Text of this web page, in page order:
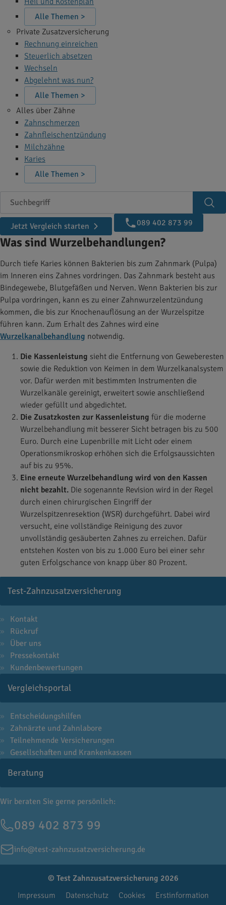
Alle Themen >
Private Zusatzversicherung
Rechnung einreichen
Steuerlich absetzen
Wechseln
Abgelehnt was nun?
Alle Themen >
Alles über Zähne
Zahnschmerzen
Zahnfleischentzündung
Milchzähne
Karies
Alle Themen >
Suchbegriff
Jetzt Vergleich starten
089 402 873 99
Was sind Wurzelbehandlungen?
Durch tiefe Karies können Bakterien bis zum Zahnmark (Pulpa)
im Inneren eins Zahnes vordringen. Das Zahnmark besteht aus
Bindegewebe, Blutgefäßen und Nerven. Wenn Bakterien bis zur
Pulpa vordringen, kann es zu einer Zahnwurzelentzündung
kommen, die bis zur Knochenauflösung an der Wurzelspitze
führen kann. Zum Erhalt des Zahnes wird eine
Wurzelkanalbehandlung notwendig.
Die Kassenleistung sieht die Entfernung von Geweberesten
sowie die Reduktion von Keimen in dem Wurzelkanalsystem
vor. Dafür werden mit bestimmten Instrumenten die
Wurzelkanäle gereinigt, erweitert sowie anschließend
wieder gefüllt und abgedichtet.
Die Zusatzkosten zur Kassenleistung für die moderne
Wurzelbehandlung mit besserer Sicht betragen bis zu 500
Euro. Durch eine Lupenbrille mit Licht oder einem
Operationsmikroskop erhöhen sich die Erfolgsaussichten
auf bis zu 95%.
Eine erneute Wurzelbehandlung wird von den Kassen
nicht bezahlt. Die sogenannte Revision wird in der Regel
durch einen chirurgischen Eingriff der
Wurzelspitzenresektion (WSR) durchgeführt. Dabei wird
versucht, eine vollständige Reinigung des zuvor
unvollständig gesäuberten Zahnes zu erreichen. Dafür
entstehen Kosten von bis zu 1.000 Euro bei einer sehr
guten Erfolgschance von knapp über 80 Prozent.
Test-Zahnzusatzversicherung
Kontakt
Rückruf
Über uns
Pressekontakt
Kundenbewertungen
Vergleichsportal
Entscheidungshilfen
Zahnärzte und Zahnlabore
Teilnehmende Versicherungen
Gesellschaften und Krankenkassen
Beratung
Wir beraten Sie gerne persönlich:
089 402 873 99
info@test-zahnzusatzversicherung.de
© Test Zahnzusatzversicherung 2026
Impressum
Datenschutz Cookies Erstinformation